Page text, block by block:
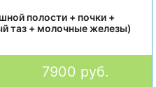
полости + почки +
таз + молочные железы)
7900 руб.